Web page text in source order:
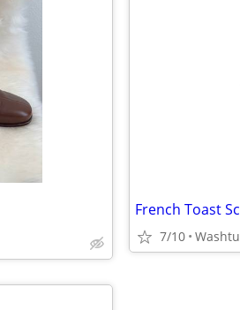
French Toast
7/10